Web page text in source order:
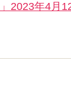
2023年4月